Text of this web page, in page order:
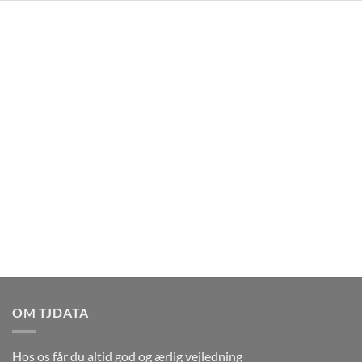
OM TJDATA
Hos os får du altid god og ærlig vejledning